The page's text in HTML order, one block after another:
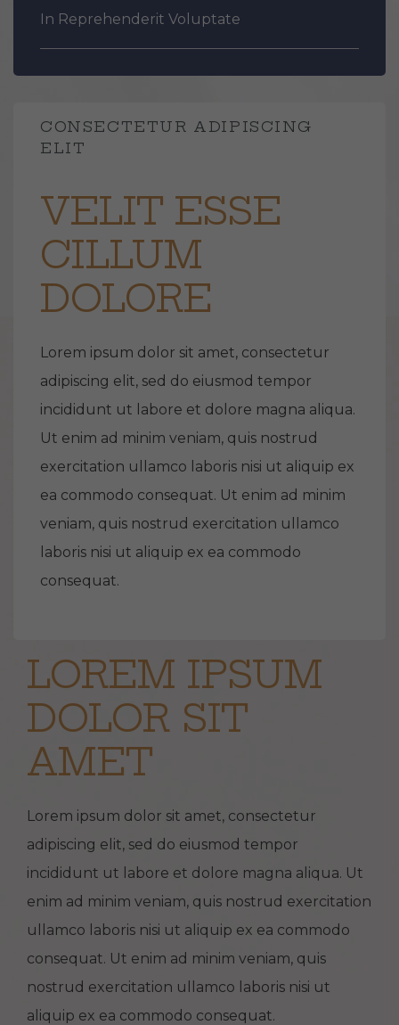
In Reprehenderit Voluptate
CONSECTETUR ADIPISCING
ELIT
VELIT ESSE
CILLUM
DOLORE
Lorem ipsum dolor sit amet, consectetur
adipiscing elit, sed do eiusmod tempor
incididunt ut labore et dolore magna aliqua.
Ut enim ad minim veniam, quis nostrud
exercitation ullamco laboris nisi ut aliquip ex
ea commodo consequat. Ut enim ad minim
veniam, quis nostrud exercitation ullamco
laboris nisi ut aliquip ex ea commodo
consequat.
LOREM IPSUM
DOLOR SIT
AMET
Lorem ipsum dolor sit amet, consectetur
adipiscing elit, sed do eiusmod tempor
incididunt ut labore et dolore magna aliqua. Ut
enim ad minim veniam, quis nostrud exercitation
ullamco laboris nisi ut aliquip ex ea commodo
consequat. Ut enim ad minim veniam, quis
nostrud exercitation ullamco laboris nisi ut
aliquip ex ea commodo consequat.